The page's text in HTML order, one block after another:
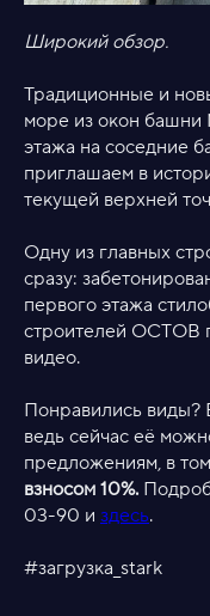
Широкий обзор.
Традиционные и
море из окон
этажа на соседние
приглашаем в
текущей верхней
Одну из главных
сразу:
первого этажа
строителей ОСТОВ
видео.
Понравились виды?
ведь сейчас её
предложениям, в
взносом 10%.
03-90 и здесь.
#загрузка_stark